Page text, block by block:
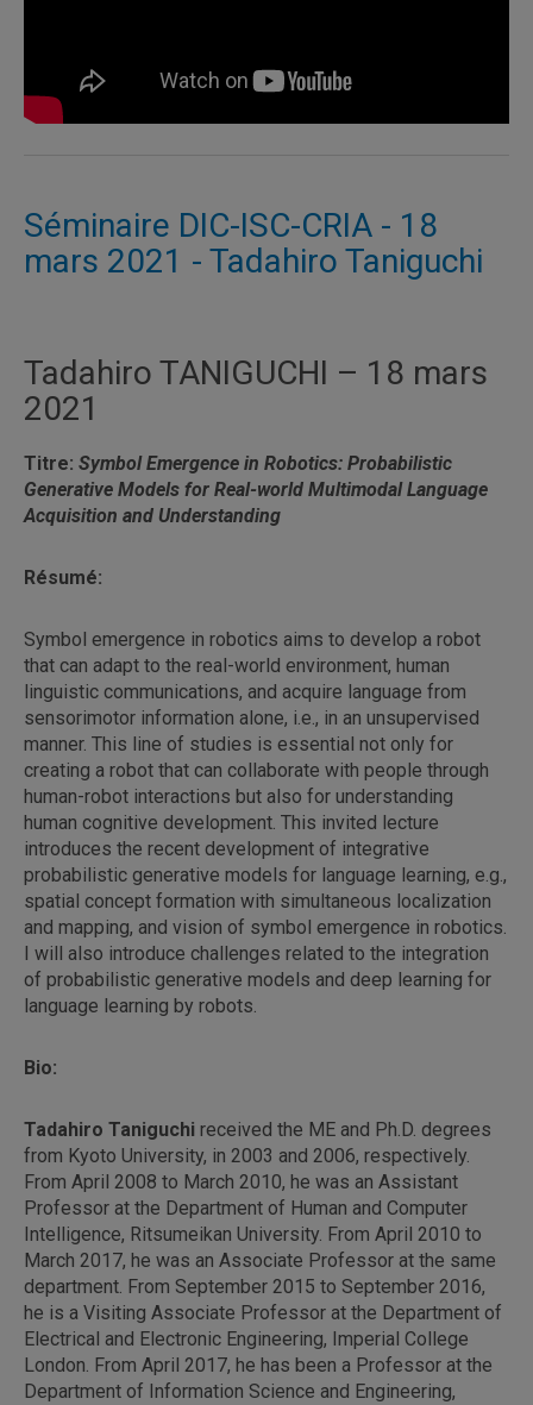
Séminaire DIC-ISC-CRIA - 18
mars 2021 - Tadahiro Taniguchi
Tadahiro TANIGUCHI – 18 mars
2021
Titre: Symbol Emergence in Robotics: Probabilistic
Generative Models for Real-world Multimodal Language
Acquisition and Understanding
Résumé:
Symbol emergence in robotics aims to develop a robot
that can adapt to the real-world environment, human
linguistic communications, and acquire language from
sensorimotor information alone, i.e., in an unsupervised
manner. This line of studies is essential not only for
creating a robot that can collaborate with people through
human-robot interactions but also for understanding
human cognitive development. This invited lecture
introduces the recent development of integrative
probabilistic generative models for language learning, e.g.,
spatial concept formation with simultaneous localization
and mapping, and vision of symbol emergence in robotics.
I will also introduce challenges related to the integration
of probabilistic generative models and deep learning for
language learning by robots.
Bio:
Tadahiro Taniguchi received the ME and Ph.D. degrees
from Kyoto University, in 2003 and 2006, respectively.
From April 2008 to March 2010, he was an Assistant
Professor at the Department of Human and Computer
Intelligence, Ritsumeikan University. From April 2010 to
March 2017, he was an Associate Professor at the same
department. From September 2015 to September 2016,
he is a Visiting Associate Professor at the Department of
Electrical and Electronic Engineering, Imperial College
London. From April 2017, he has been a Professor at the
Department of Information Science and Engineering,